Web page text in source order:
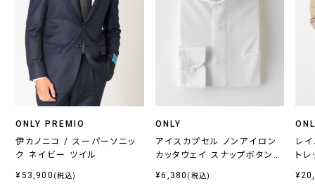
ONLY PREMIO
伊カノニコ / スーパーソニッ
ク ネイビー ツイル
¥53,900 (税込)
ONLY
アイスカプセル ノンアイロン
カッタウェイ スナップボタン付
¥6,380 (税込)
レ
ト